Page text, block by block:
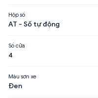
Hộp số
AT - Số tự động
Số cửa
4
Màu sơn xe
Đen